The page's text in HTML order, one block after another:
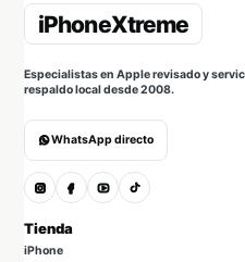
Especialistas en Apple revisado y
respaldo local desde 2008.
WhatsApp directo
Tienda
iPhone